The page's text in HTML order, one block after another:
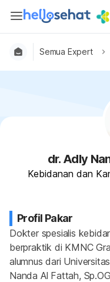
Semua Expert
dr. Adly
Kebidanan dan
Profil Pakar
Dokter spesialis
berpraktik di KMNC
alumnus dari
Nanda Al Fattah,